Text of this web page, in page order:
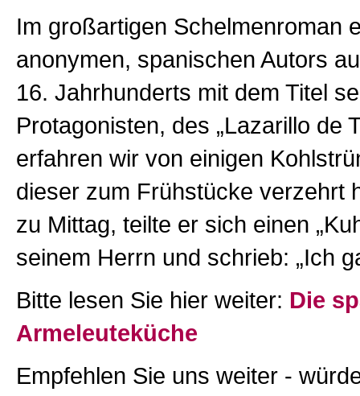
Im großartigen Schelmenroman
anonymen, spanischen Autors
16. Jahrhunderts mit dem Titel
Protagonisten, des „Lazarillo de
erfahren wir von einigen
dieser zum Frühstücke verzehrt
zu Mittag, teilte er sich einen
seinem Herrn und schrieb: „Ich
Bitte lesen Sie hier weiter: Die
Armeleuteküche
Empfehlen Sie uns weiter -